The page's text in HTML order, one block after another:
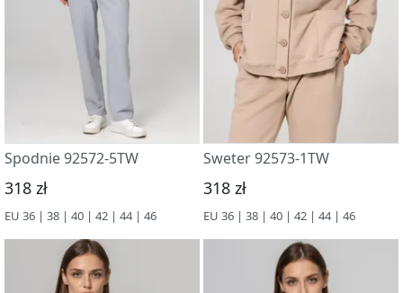
Spodnie 92572-5TW
318 zł
EU 36 | 38 | 40 | 42 | 44 | 46
Sweter 92573-1TW
318 zł
EU 36 | 38 | 40 | 42 | 44 | 46